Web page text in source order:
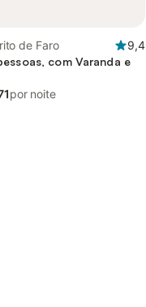
de Faro
9,4
com Varanda e
por noite